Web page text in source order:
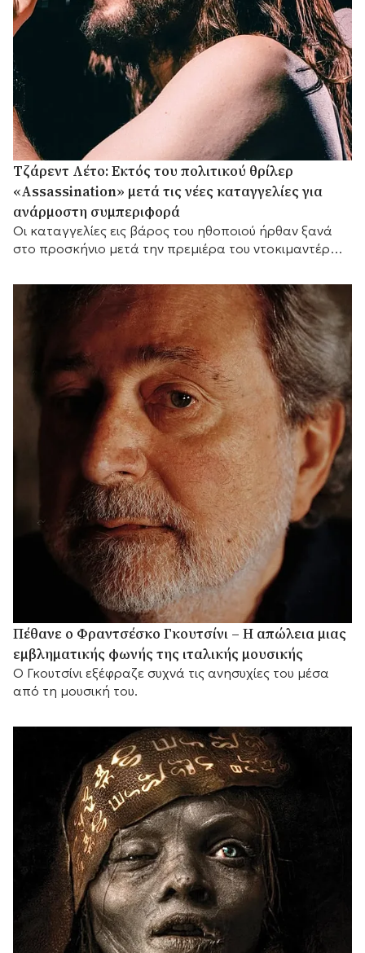
Τζάρεντ Λέτο: Εκτός του πολιτικού θρίλερ
«Assassination» μετά τις νέες καταγγελίες για
ανάρμοστη συμπεριφορά
Οι καταγγελίες εις βάρος του ηθοποιού ήρθαν ξανά
στο προσκήνιο μετά την πρεμιέρα του ντοκιμαντέρ
Πέθανε ο Φραντσέσκο Γκουτσίνι – Η απώλεια μιας
εμβληματικής φωνής της ιταλικής μουσικής
Ο Γκουτσίνι εξέφραζε συχνά τις ανησυχίες του μέσα
από τη μουσική του.